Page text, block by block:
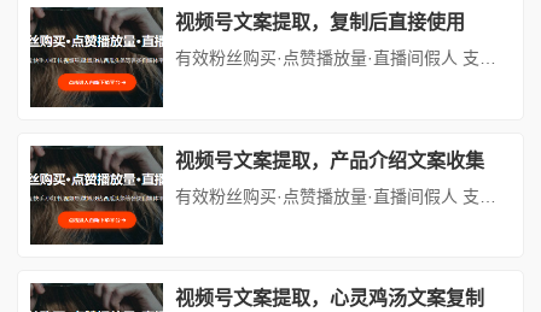
视频号文案提取，复制后直接使用
有效粉丝购买·点赞播放量·直播间假人 支持：抖音,快手,小红书,视频号,微博,B站,西瓜头条等各类自媒体平台。自助平台： vip.fen168.com 在快节奏的现代生活里，我们如同被无形的鞭子驱赶着，在忙碌的漩涡中不停旋转。每天穿梭于高楼大厦之间，面对堆积如山的工作，处理着纷繁复杂的人际关系，身心俱疲。然而，在这看似单调乏味的生活表象之下，其实隐藏着无数令人心动的瞬...
视频号文案提取，产品介绍文案收集
视频号文案提取，心灵鸡汤文案复制